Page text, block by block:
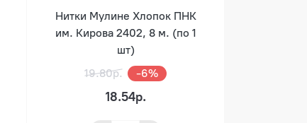
Нитки Мулине Хлопок ПНК
им. Кирова 2402, 8 м. (по 1
шт)
19.80р.
-6%
18.54р.